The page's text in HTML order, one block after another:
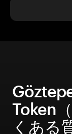
Token
くある